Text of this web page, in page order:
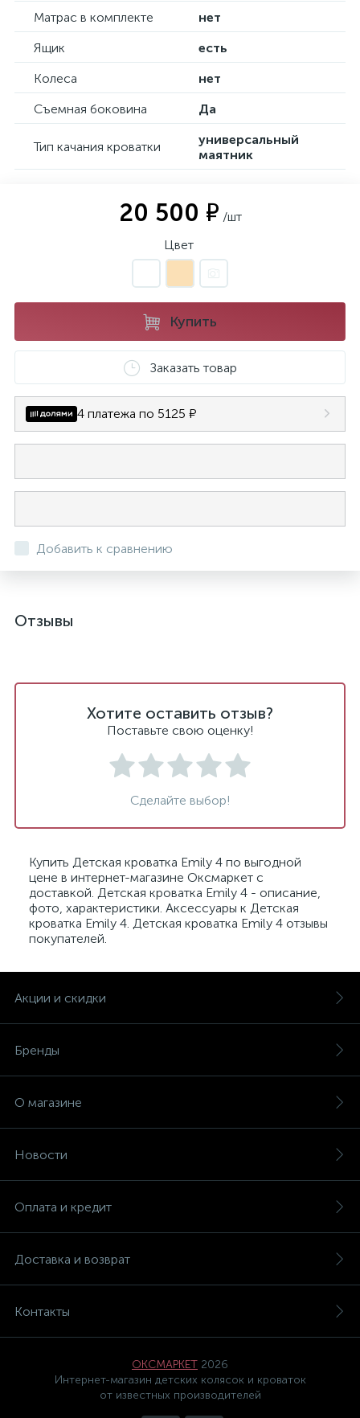
Матрас в комплекте
нет
Ящик
есть
Колеса
нет
Съемная боковина
Да
Тип качания кроватки
универсальный
маятник
20 500 ₽ /шт
Цвет
Купить
Заказать товар
4 платежа по 5125 ₽
Добавить к сравнению
Отзывы
Хотите оставить отзыв?
Поставьте свою оценку!
Сделайте выбор!
Купить Детская кроватка Emily 4 по выгодной
цене в интернет-магазине Оксмаркет с
доставкой. Детская кроватка Emily 4 - описание,
фото, характеристики. Аксессуары к Детская
кроватка Emily 4. Детская кроватка Emily 4 отзывы
покупателей.
Акции и скидки
Бренды
О магазине
Новости
Оплата и кредит
Доставка и возврат
Контакты
ОКСМАРКЕТ 2026
Интернет-магазин детских колясок и кроваток
от известных производителей